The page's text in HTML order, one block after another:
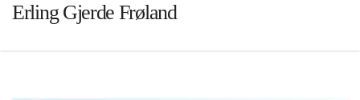
Erling Gjerde Frøland